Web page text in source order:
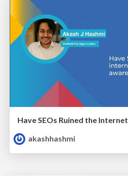
akashhashmi